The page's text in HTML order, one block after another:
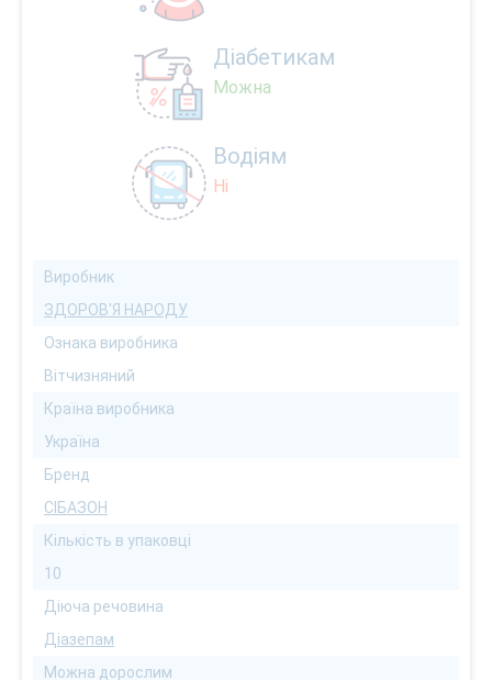
Діабетикам
Можна
Водіям
Ні
Виробник
ЗДОРОВ'Я НАРОДУ
Ознака виробника
Вітчизняний
Країна виробника
Україна
Бренд
СІБАЗОН
Кількість в упаковці
10
Діюча речовина
Діазепам
Можна дорослим